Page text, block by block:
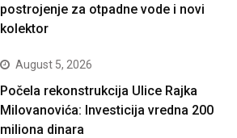
postrojenje za otpadne vode i novi
kolektor
August 5, 2026
Počela rekonstrukcija Ulice Rajka
Milovanovića: Investicija vredna 200
miliona dinara